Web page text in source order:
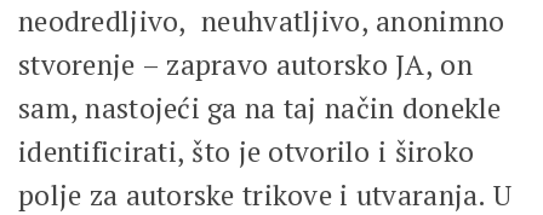
neodredljivo, neuhvatljivo, anonimno
stvorenje – zapravo autorsko JA, on
sam, nastojeći ga na taj način donekle
identificirati, što je otvorilo i široko
polje za autorske trikove i utvaranja. U